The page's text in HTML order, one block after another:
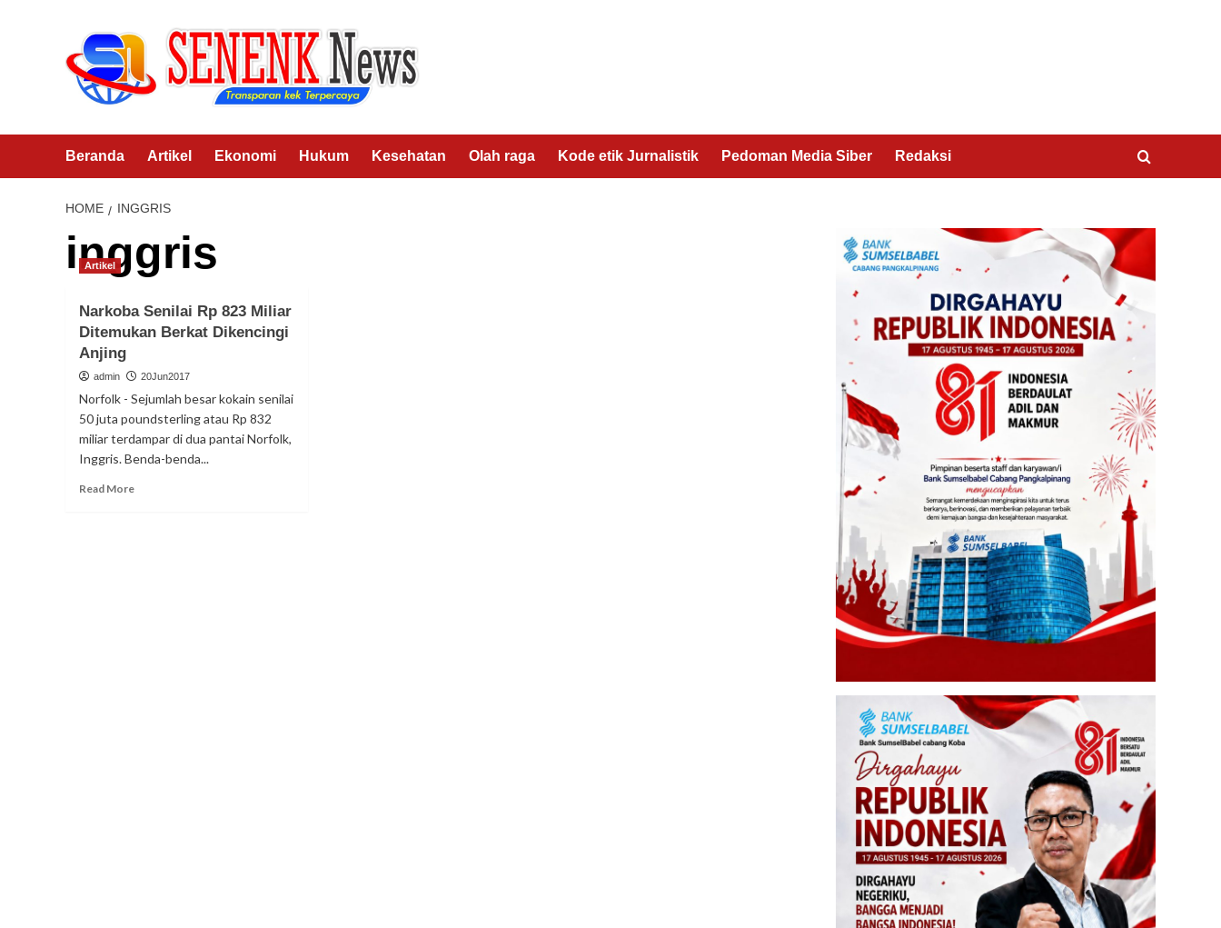
Beranda Artikel Ekonomi Hukum Kesehatan Olah raga Kode etik Jurnalistik Pedoman Media Siber Redaksi
HOME INGGRIS
inggris
Artikel
Narkoba Senilai Rp 823 Miliar
Ditemukan Berkat Dikencingi
Anjing
admin 20Jun2017
Norfolk - Sejumlah besar kokain senilai
50 juta poundsterling atau Rp 832
miliar terdampar di dua pantai Norfolk,
Inggris. Benda-benda...
Read MoreRead